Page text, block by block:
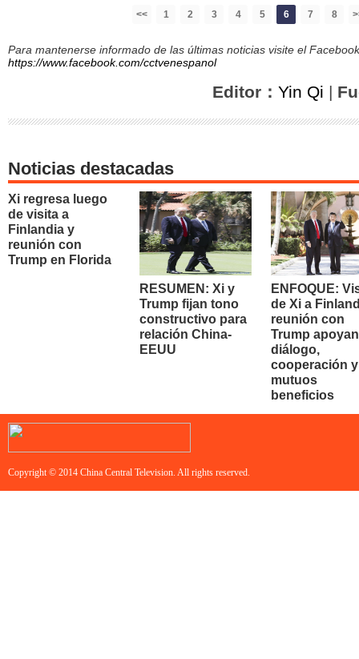
<< 1 2 3 4 5 6 7 8
Para mantenerse informado de las últimas noticias visite el
https://www.facebook.com/cctvenespanol
Editor： Yin Qi |
Noticias destacadas
Xi regresa luego
de visita a
Finlandia y
reunión con
Trump en Florida
RESUMEN: Xi y
Trump fijan tono
constructivo para
relación China-
EEUU
ENFOQUE:
de Xi a
reunión con
Trump apoyan
diálogo,
cooperación y
mutuos
beneficios
Copyright © 2014 China Central Television. All rights reserved.